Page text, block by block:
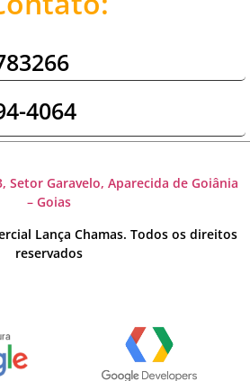
4064
Setor Garavelo, Aparecida de Goiânia
– Goias
Lança Chamas. Todos os direitos
reservados